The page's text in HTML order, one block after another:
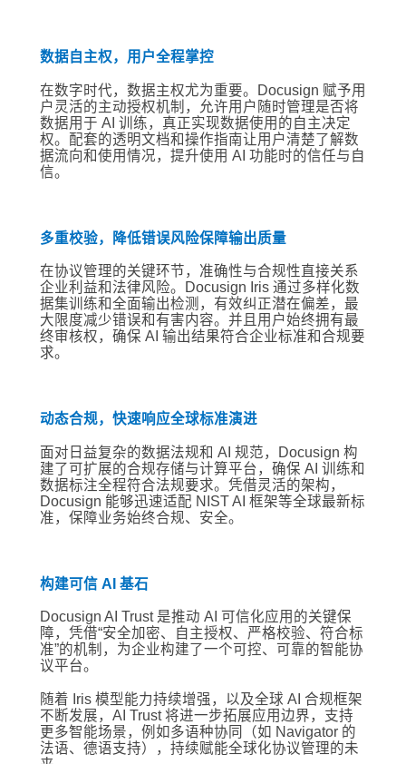
数据自主权，用户全程掌控
在数字时代，数据主权尤为重要。Docusign 赋予用
户灵活的主动授权机制，允许用户随时管理是否将
数据用于 AI 训练，真正实现数据使用的自主决定
权。配套的透明文档和操作指南让用户清楚了解数
据流向和使用情况，提升使用 AI 功能时的信任与自
信。
多重校验，降低错误风险保障输出质量
在协议管理的关键环节，准确性与合规性直接关系
企业利益和法律风险。Docusign Iris 通过多样化数
据集训练和全面输出检测，有效纠正潜在偏差，最
大限度减少错误和有害内容。并且用户始终拥有最
终审核权，确保 AI 输出结果符合企业标准和合规要
求。
动态合规，快速响应全球标准演进
面对日益复杂的数据法规和 AI 规范，Docusign 构
建了可扩展的合规存储与计算平台，确保 AI 训练和
数据标注全程符合法规要求。凭借灵活的架构，
Docusign 能够迅速适配 NIST AI 框架等全球最新标
准，保障业务始终合规、安全。
构建可信 AI 基石
Docusign AI Trust 是推动 AI 可信化应用的关键保
障，凭借“安全加密、自主授权、严格校验、符合标
准”的机制，为企业构建了一个可控、可靠的智能协
议平台。
随着 Iris 模型能力持续增强，以及全球 AI 合规框架
不断发展，AI Trust 将进一步拓展应用边界，支持
更多智能场景，例如多语种协同（如 Navigator 的
法语、德语支持），持续赋能全球化协议管理的未